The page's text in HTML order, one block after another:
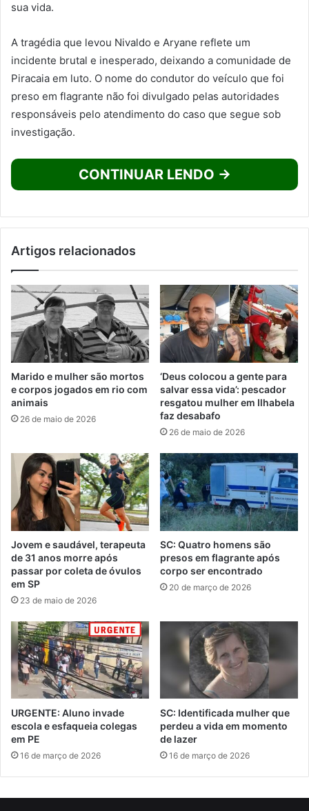
sua vida.
A tragédia que levou Nivaldo e Aryane reflete um
incidente brutal e inesperado, deixando a comunidade de
Piracaia em luto. O nome do condutor do veículo que foi
preso em flagrante não foi divulgado pelas autoridades
responsáveis pelo atendimento do caso que segue sob
investigação.
CONTINUAR LENDO →
Artigos relacionados
Marido e mulher são mortos
e corpos jogados em rio com
animais
26 de maio de 2026
‘Deus colocou a gente para
salvar essa vida’: pescador
resgatou mulher em Ilhabela
faz desabafo
26 de maio de 2026
Jovem e saudável, terapeuta
de 31 anos morre após
passar por coleta de óvulos
em SP
23 de maio de 2026
SC: Quatro homens são
presos em flagrante após
corpo ser encontrado
20 de março de 2026
URGENTE: Aluno invade
escola e esfaqueia colegas
em PE
16 de março de 2026
SC: Identificada mulher que
perdeu a vida em momento
de lazer
16 de março de 2026